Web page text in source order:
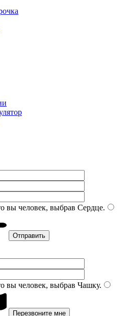
вы человек, выбрав Сердце.
вы человек, выбрав Чашку.